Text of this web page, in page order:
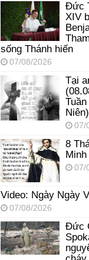
Đức
XIV
sống Thánh hiến
07/08/2026
Tại
Niên)
07/
8
Minh
07/
Video: Ngày Ngày
07/08/2026
Đức